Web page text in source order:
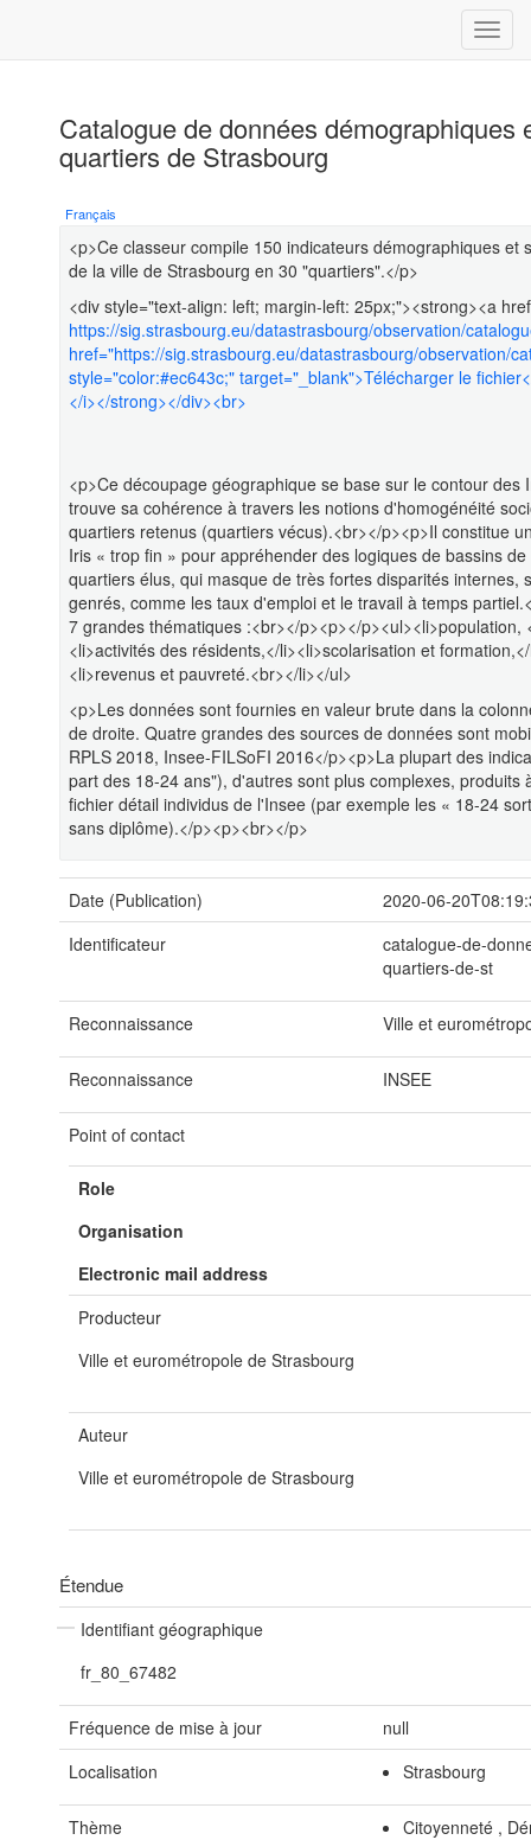
Catalogue de données
quartiers de Strasbourg
Français
<p>Ce classeur compile 150 indicateurs démographiques
de la ville de Strasbourg en 30 "quartiers".</p>
<div style="text-align: left; margin-left: 25px;"><strong><a
https://sig.strasbourg.eu/datastrasbourg/observation/
href="https://sig.strasbourg.eu/datastrasbourg/observation/
style="color:#ec643c;" target="_blank">Télécharger le
</i></strong></div><br>
<p>Ce découpage géographique se base sur le contour
trouve sa cohérence à travers les notions d'homogénéité
quartiers retenus (quartiers vécus).<br></p><p>Il constitue
Iris « trop fin » pour appréhender des logiques de bassins
quartiers élus, qui masque de très fortes disparités
genrés, comme les taux d'emploi et le travail à temps
7 grandes thématiques :<br></p><p></
<li>activités des résidents,</li><li>scolarisation et
<li>revenus et pauvreté.<br></li></ul>
<p>Les données sont fournies en valeur brute dans la
de droite. Quatre grandes des sources de données sont
RPLS 2018, Insee-FILSoFI 2016</p><p>La plupart des
part des 18-24 ans"), d'autres sont plus complexes,
fichier détail individus de l'Insee (par exemple les « 18-24
sans diplôme).</p><p><br></p>
Date (Publication)
2020-06-
Identificateur
catalogue-de-
quartiers-de-st
Reconnaissance Ville et
Reconnaissance INSEE
Point of contact
Role
Organisation
Electronic mail address
Producteur
Ville et eurométropole de Strasbourg
Auteur
Ville et eurométropole de Strasbourg
Étendue
Identifiant géographique
fr_80_67482
Fréquence de mise à jour
null
Localisation
Strasbourg
Thème Citoyenneté ,